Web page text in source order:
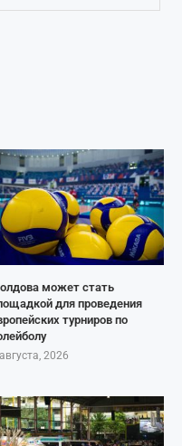
может стать
для проведения
турниров по
2026